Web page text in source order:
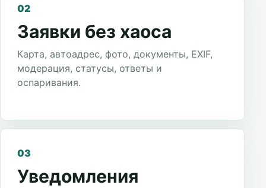
02
Заявки без хаоса
Карта, автоадрес, фото, документы, EXIF,
модерация, статусы, ответы и
оспаривания.
03
Уведомления